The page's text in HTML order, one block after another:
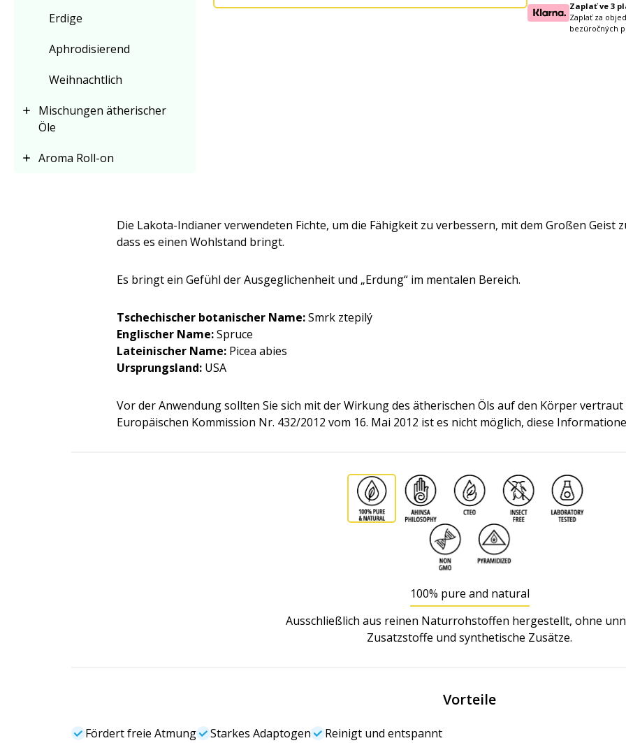
Erdige
Aphrodisierend
Weihnachtlich
Mischungen ätherischer
Öle
Aroma Roll-on
Zaplať ve 3
Zaplať za
bezúročných
Die Lakota-Indianer verwendeten Fichte, um die Fähigkeit zu verbessern, mit dem Großen Geist
dass es einen Wohlstand bringt.
Es bringt ein Gefühl der Ausgeglichenheit und „Erdung“ im mentalen Bereich.
Tschechischer botanischer Name:Smrk ztepilý
Englischer Name:Spruce
Lateinischer Name: Picea abies
Ursprungsland: U­SA
Vor der Anwendung sollten Sie sich mit der Wirkung des ätherischen Öls auf den Körper
Europäischen Kommission Nr. 432/2012 vom 16. Mai 2012 ist es nicht möglich, diese
100% pure and natural
Ausschließlich aus reinen Naturrohstoffen hergestellt, ohne
Zusatzstoffe und synthetische Zusätze.
Vorteile
Fördert freie Atmung Starkes Adaptogen Reinigt und entspannt